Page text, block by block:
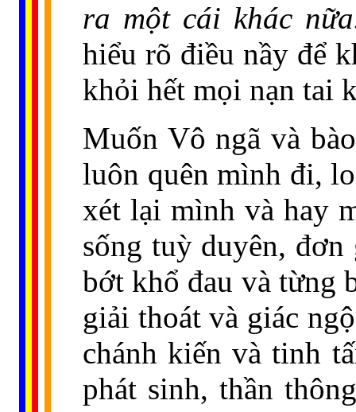
ra một cái khác
hiểu rõ điều nầy để
khỏi hết mọi nạn tai
Muốn Vô ngã và
luôn quên mình đi,
xét lại mình và hay
sống tuỳ duyên,
bớt khổ đau và từng
giải thoát và giác
chánh kiến và tinh
phát sinh, thần